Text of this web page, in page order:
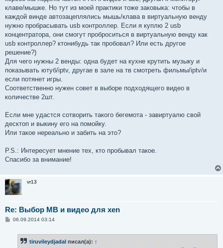
клаве/мышке. Но тут из моей практики тоже заковыка: чтобы в
каждой винде автозацеплялись мышь/клава в виртуальную венду
нужно пробрасывать usb контроллер. Если я куплю 2 usb
концентратора, они смогут проброситься в виртуальную венду как
usb контроллер? ктонибудь так пробовал? Или есть другое
решение?)
Для чего нужны 2 венды: одна будет на кухне крутить музыку и
показывать ютуб/iptv, другае в зале на тв смотреть фильмы/iptv/и
если потянет игры.
Соответственно нужен совет в выборе подходящего видео в
количестве 2шт.
Если мне удастся сотворить такого бегемота - завиртуалю свой
десктоп и выкину его на помойку.
Или такое нереально и забить на это?
P.S.: Интересует мнение тех, кто пробывал такое.
Спасибо за внимание!
vr13
Re: Выбор MB и видео для xen
С06.09.2014 03:14
tiruvileydjadal писал(а): ↑